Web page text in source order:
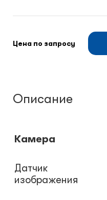
Цена по запросу
Описание
Камера
Датчик
изображения